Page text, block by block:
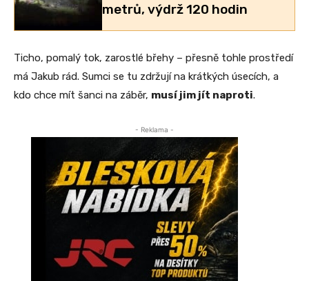
metrů, výdrž 120 hodin
Ticho, pomalý tok, zarostlé břehy – přesně tohle prostředí
má Jakub rád. Sumci se tu zdržují na krátkých úsecích, a
kdo chce mít šanci na záběr, musí jim jít naproti.
- Reklama -